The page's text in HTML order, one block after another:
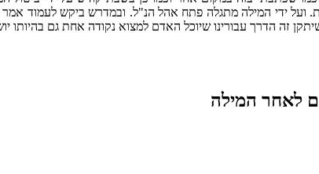
ועל ידי המילה מתגלה פתח אהל הנ"ל. ובמדרש ביקש לעמוד אמר
זה הדרך עבורינו שיוכל האדם למצוא נקודה אחת גם בהיותו
לאחר המילה